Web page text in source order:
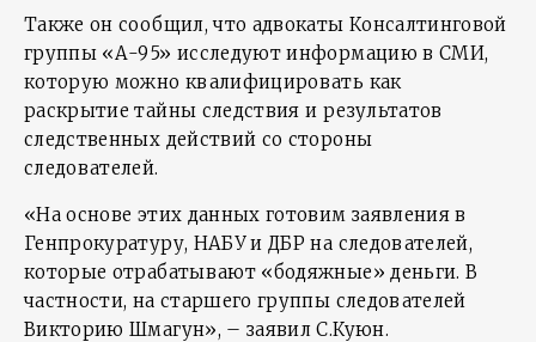
Также он сообщил, что адвокаты Консалтинговой
группы «А-95» исследуют информацию в СМИ,
которую можно квалифицировать как
раскрытие тайны следствия и результатов
следственных действий со стороны
следователей.
«На основе этих данных готовим заявления в
Генпрокуратуру, НАБУ и ДБР на следователей,
которые отрабатывают «бодяжные» деньги. В
частности, на старшего группы следователей
Викторию Шмагун», – заявил С.Куюн.